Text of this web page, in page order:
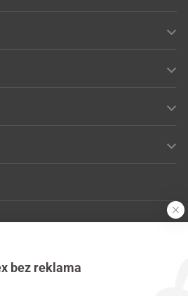
bez reklama